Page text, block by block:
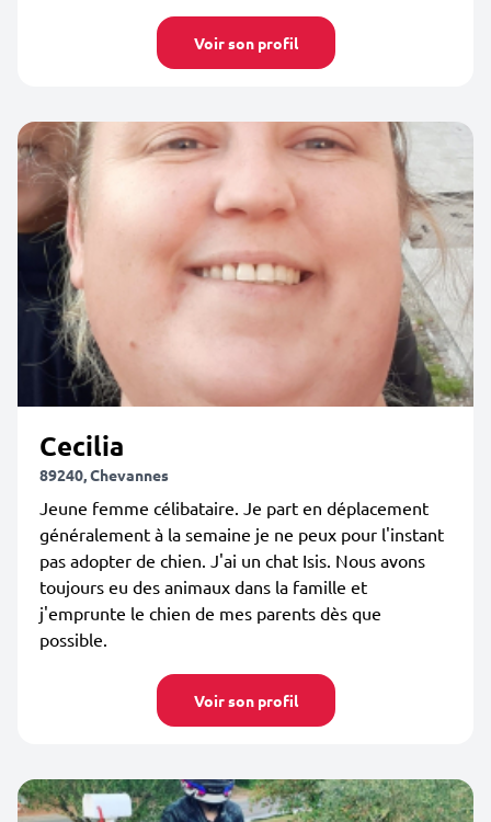
Voir son profil
Cecilia
89240, Chevannes
Jeune femme célibataire. Je part en déplacement
généralement à la semaine je ne peux pour l'instant
pas adopter de chien. J'ai un chat Isis. Nous avons
toujours eu des animaux dans la famille et
j'emprunte le chien de mes parents dès que
possible.
Voir son profil